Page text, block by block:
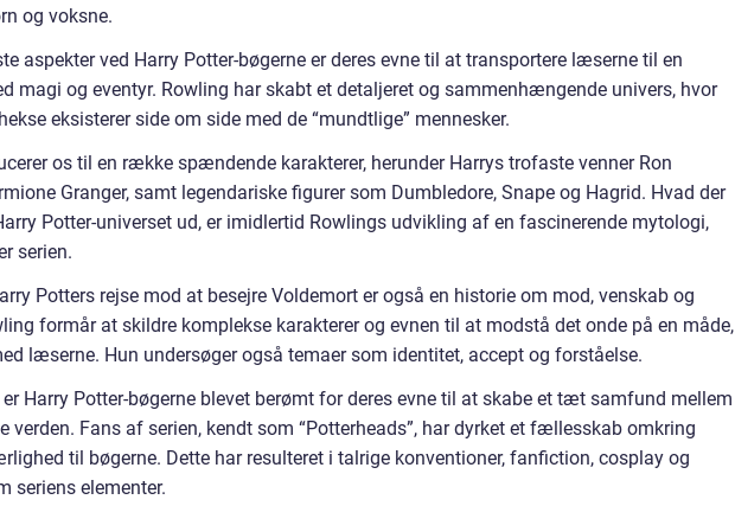
og voksne.
aspekter ved Harry Potter-bøgerne er deres evne til at transportere læserne til en
magi og eventyr. Rowling har skabt et detaljeret og sammenhængende univers, hvor
eksisterer side om side med de “mundtlige” mennesker.
os til en række spændende karakterer, herunder Harrys trofaste venner Ron
Granger, samt legendariske figurer som Dumbledore, Snape og Hagrid. Hvad der
Potter-universet ud, er imidlertid Rowlings udvikling af en fascinerende mytologi,
serien.
Potters rejse mod at besejre Voldemort er også en historie om mod, venskab og
formår at skildre komplekse karakterer og evnen til at modstå det onde på en måde,
læserne. Hun undersøger også temaer som identitet, accept og forståelse.
er Harry Potter-bøgerne blevet berømt for deres evne til at skabe et tæt samfund mellem
verden. Fans af serien, kendt som “Potterheads”, har dyrket et fællesskab omkring
til bøgerne. Dette har resulteret i talrige konventioner, fanfiction, cosplay og
seriens elementer.